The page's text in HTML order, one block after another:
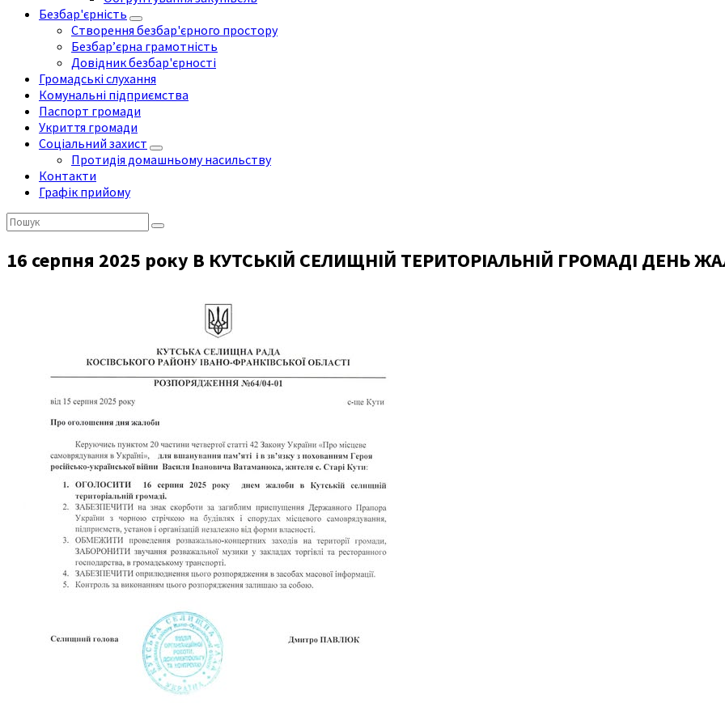
Безбар'єрність
Створення безбар'єрного простору
Безбар’єрна грамотність
Довідник безбар'єрності
Громадські слухання
Комунальні підприємства
Паспорт громади
Укриття громади
Соціальний захист
Протидія домашньому насильству
Контакти
Графік прийому
Пошук:
16 серпня 2025 року В КУТСЬКІЙ СЕЛИЩНІЙ ТЕРИТОРІАЛЬНІЙ ГРОМАДІ ДЕНЬ